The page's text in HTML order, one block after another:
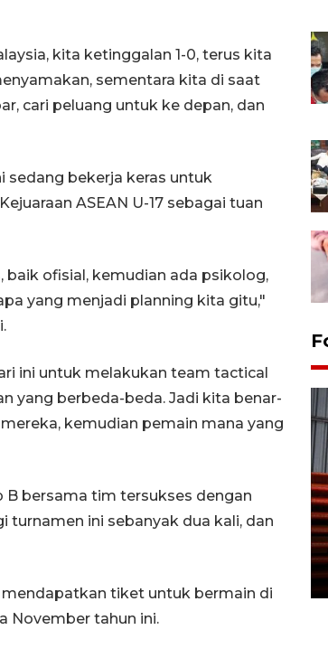
kita ketinggalan 1-0, terus kita
sementara kita di saat
cari peluang untuk ke depan, dan
sedang bekerja keras untuk
ASEAN U-17 sebagai tuan
ofisial, kemudian ada psikolog,
yang menjadi planning kita gitu,"
ini untuk melakukan team tactical
yang berbeda-beda. Jadi kita benar-
kemudian pemain mana yang
B bersama tim tersukses dengan
turnamen ini sebanyak dua kali, dan
tiket untuk bermain di
November tahun ini.
Prediksi puncak musim
kemarau di Kalimantan